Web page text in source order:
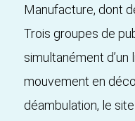
Manufacture, dont
Trois groupes de
simultanément d’un
mouvement en
déambulation, le